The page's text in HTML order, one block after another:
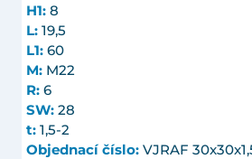
H1: 8
L: 19,5
L1: 60
M: M22
R: 6
SW: 28
t: 1,5-2
Objednací číslo: VJRAF